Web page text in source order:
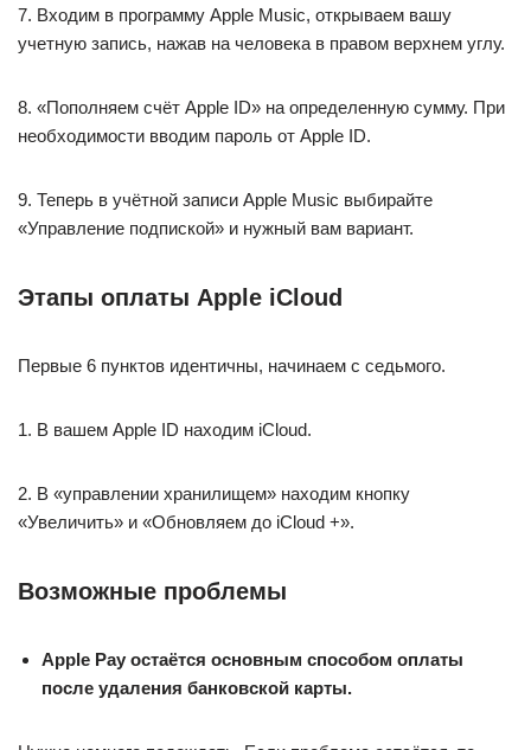
7. Входим в программу Apple Music, открываем вашу
учетную запись, нажав на человека в правом верхнем углу.
8. «Пополняем счёт Apple ID» на определенную сумму. При
необходимости вводим пароль от Apple ID.
9. Теперь в учётной записи Apple Music выбирайте
«Управление подпиской» и нужный вам вариант.
Этапы оплаты Apple iCloud
Первые 6 пунктов идентичны, начинаем с седьмого.
1. В вашем Apple ID находим iCloud.
2. В «управлении хранилищем» находим кнопку
«Увеличить» и «Обновляем до iCloud +».
Возможные проблемы
Apple Pay остаётся основным способом оплаты
после удаления банковской карты.